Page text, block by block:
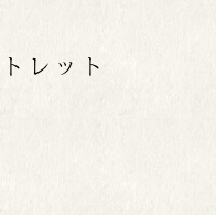
レット